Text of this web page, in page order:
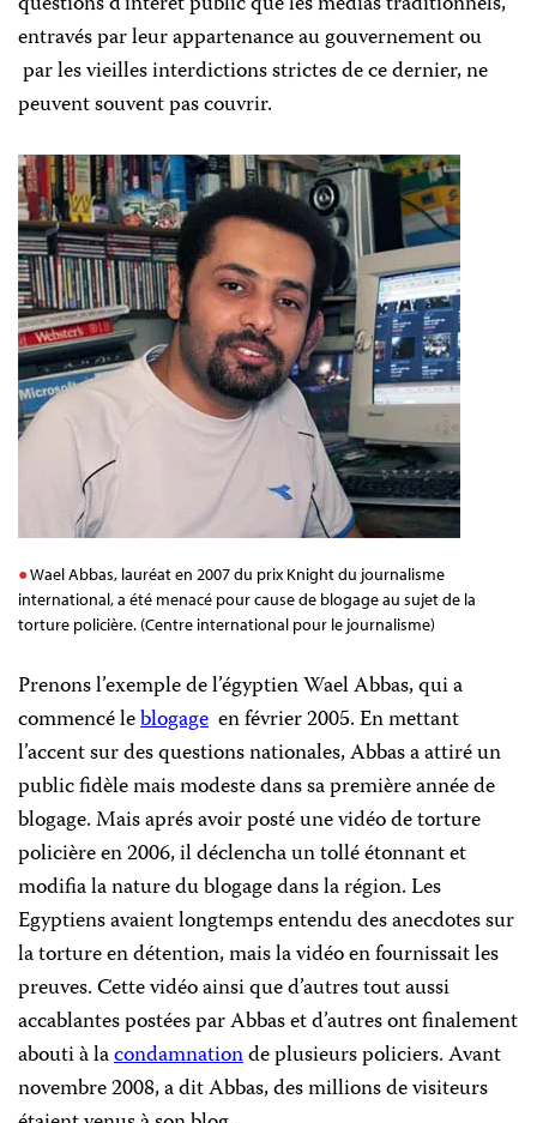
entravés par leur appartenance au gouvernement ou
par les vieilles interdictions strictes de ce dernier, ne
peuvent souvent pas couvrir.
Wael Abbas, lauréat en 2007 du prix Knight du journalisme
international, a été menacé pour cause de blogage au sujet de la
torture policière. (Centre international pour le journalisme)
Prenons l’exemple de l’égyptien Wael Abbas, qui a
commencé leblogage enfévrier 2005. En mettant
l’accent sur des questions nationales, Abbas a attiré un
public fidèle mais modeste dans sa première année de
blogage. Mais aprés avoir posté une vidéo de torture
policière en 2006, il déclencha un tollé étonnant et
modifia la nature du blogage dans la région. Les
Egyptiens avaient longtemps entendu des anecdotes sur
la torture en détention, mais la vidéo en fournissait les
preuves. Cette vidéo ainsi que d’autres tout aussi
accablantes postées par Abbas et d’autres ont finalement
abouti à lacondamnationde plusieurs policiers. Avant
novembre 2008, a dit Abbas, des millions de visiteurs